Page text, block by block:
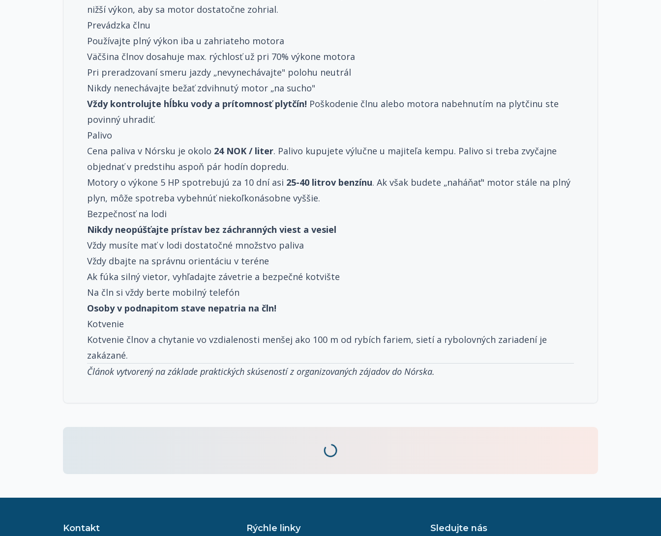
nižší výkon, aby sa motor dostatočne zohrial.
Prevádzka člnu
Používajte plný výkon iba u zahriateho motora
Väčšina člnov dosahuje max. rýchlosť už pri 70% výkone motora
Pri preradzovaní smeru jazdy „nevynechávajte" polohu neutrál
Nikdy nenechávajte bežať zdvihnutý motor „na sucho"
Vždy kontrolujte hĺbku vody a prítomnosť plytčín! Poškodenie člnu alebo motora nabehnutím na plytčinu ste
povinný uhradiť.
Palivo
Cena paliva v Nórsku je okolo 24 NOK / liter. Palivo kupujete výlučne u majiteľa kempu. Palivo si treba zvyčajne
objednať v predstihu aspoň pár hodín dopredu.
Motory o výkone 5 HP spotrebujú za 10 dní asi 25-40 litrov benzínu. Ak však budete „naháňať" motor stále na plný
plyn, môže spotreba vybehnúť niekoľkonásobne vyššie.
Bezpečnosť na lodi
Nikdy neopúšťajte prístav bez záchranných viest a vesiel
Vždy musíte mať v lodi dostatočné množstvo paliva
Vždy dbajte na správnu orientáciu v teréne
Ak fúka silný vietor, vyhľadajte závetrie a bezpečné kotvište
Na čln si vždy berte mobilný telefón
Osoby v podnapitom stave nepatria na čln!
Kotvenie
Kotvenie člnov a chytanie vo vzdialenosti menšej ako 100 m od rybích fariem, sietí a rybolovných zariadení je
zakázané.
Článok vytvorený na základe praktických skúseností z organizovaných zájadov do Nórska.
Kontakt Rýchle linky Sledujte nás